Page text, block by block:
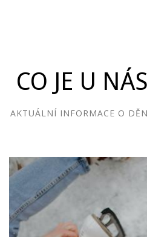
CO JE U NÁS
AKTUÁLNÍ INFORMACE O